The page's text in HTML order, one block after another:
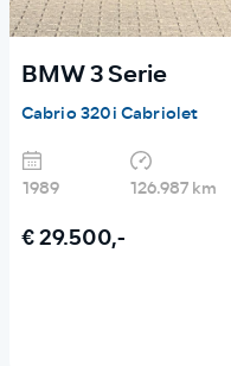
BMW 3 Serie
Cabrio 320i Cabriolet
1989 126.987 km
€ 29.500,-